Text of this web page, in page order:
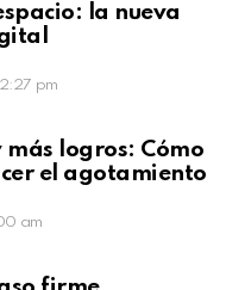
la nueva
pm
logros: Cómo
el agotamiento
am